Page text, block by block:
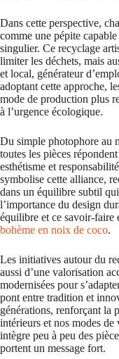
Dans cette perspective,
comme une pépite
singulier. Ce recyclage
limiter les déchets, mais
et local, générateur
adoptant cette approche,
mode de production plus
à l’urgence écologique.
Du simple photophore au
toutes les pièces
esthétisme et
symbolise cette alliance,
dans un équilibre subtil
l’importance du design
équilibre et ce savoir-faire
bohème en noix de coco.
Les initiatives autour du
aussi d’une valorisation
modernisées pour
pont entre tradition et
générations, renforçant la
intérieurs et nos modes
intègre peu à peu des
portent un message fort.